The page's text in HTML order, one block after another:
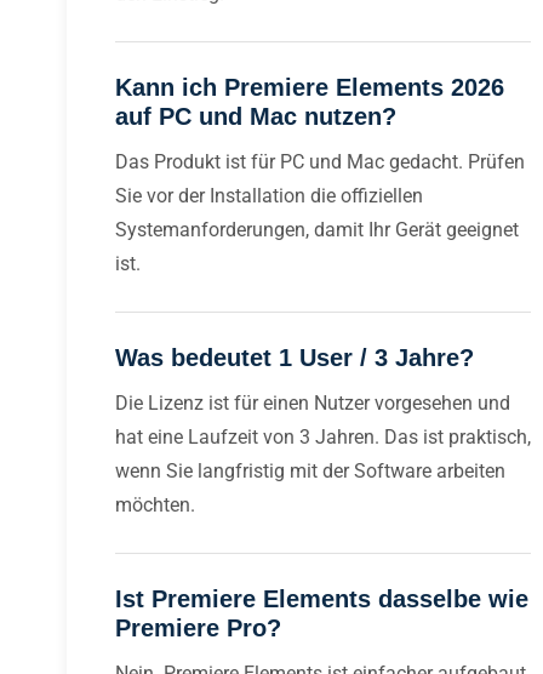
Kann ich Premiere Elements 2026
auf PC und Mac nutzen?
Das Produkt ist für PC und Mac gedacht. Prüfen
Sie vor der Installation die offiziellen
Systemanforderungen, damit Ihr Gerät geeignet
ist.
Was bedeutet 1 User / 3 Jahre?
Die Lizenz ist für einen Nutzer vorgesehen und
hat eine Laufzeit von 3 Jahren. Das ist praktisch,
wenn Sie langfristig mit der Software arbeiten
möchten.
Ist Premiere Elements dasselbe wie
Premiere Pro?